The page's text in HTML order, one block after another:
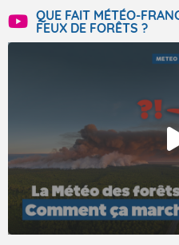
QUE FAIT MÉTÉO-
FEUX DE FORÊTS ?